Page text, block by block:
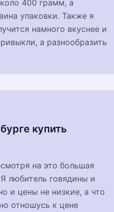
400 грамм, а
упаковки. Также я
намного вкуснее и
а разнообразить
купить
на это большая
любитель говядины и
и цены не низкие, а что
отношусь к цене